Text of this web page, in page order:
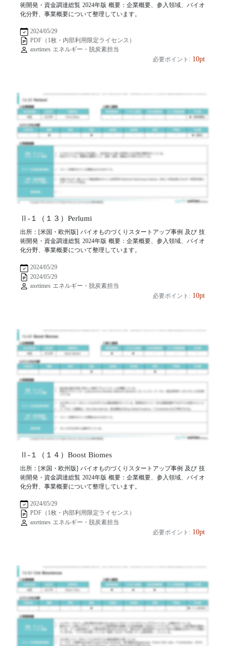
術開発・資金調達総覧 2024年版 概要：企業概要、参入領域、バイオ
化分野、事業概要について整理しています。
2024/05/29
PDF（1枚・内部利用限定ライセンス）
axetimes エネルギー・脱炭素担当
必要ポイント: 10pt
Ⅱ-１（１３）Perlumi
出所：[米国・欧州版] バイオものづくりスタートアップ事例 及び 技
術開発・資金調達総覧 2024年版 概要：企業概要、参入領域、バイオ
化分野、事業概要について整理しています。
2024/05/29
2024/05/29
axetimes エネルギー・脱炭素担当
必要ポイント: 10pt
Ⅱ-１（１４）Boost Biomes
出所：[米国・欧州版] バイオものづくりスタートアップ事例 及び 技
術開発・資金調達総覧 2024年版 概要：企業概要、参入領域、バイオ
化分野、事業概要について整理しています。
2024/05/29
PDF（1枚・内部利用限定ライセンス）
axetimes エネルギー・脱炭素担当
必要ポイント: 10pt